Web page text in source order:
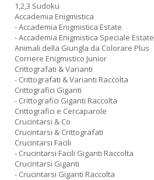
1,2,3 Sudoku
Accademia Enigmistica
- Accademia Enigmistica Estate
- Accademia Enigmistica Speciale Estate
Animali della Giungla da Colorare Plus
Corriere Enigmistico Junior
Crittografati & Varianti
- Crittografati & Varianti Raccolta
Crittografici Giganti
- Crittografici Giganti Raccolta
Crittografici e Cercaparole
Crucintarsi & Co
Crucintarsi & Crittografati
Crucintarsi Facili
- Crucintarsi Facili Giganti Raccolta
Crucintarsi Giganti
- Crucintarsi Giganti Raccolta